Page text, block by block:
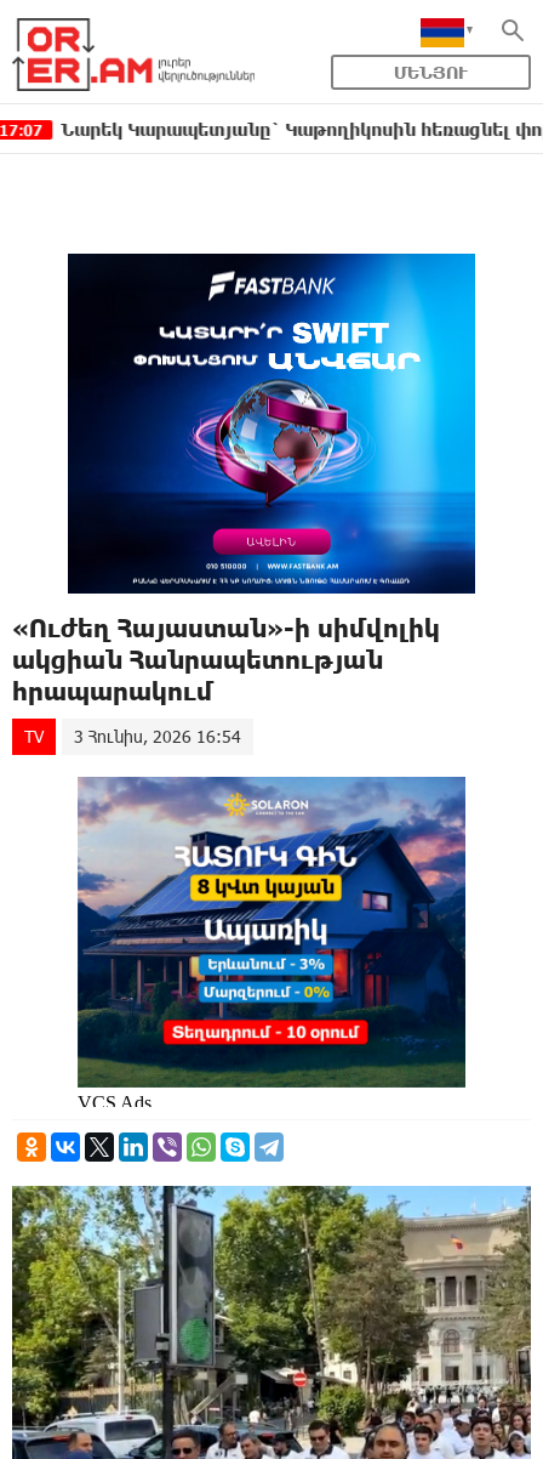
ՄԵՆՅՈՒ
Կարապետյանը` Կաթողիկոսին հեռացնել փորձելու
«Ուժեղ Հայաստան»-ի սիմվոլիկ
ակցիան Հանրապետության
հրապարակում
TV 3 Հունիս, 2026 16:54